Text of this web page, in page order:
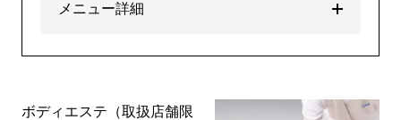
メニュー詳細
ボディエステ（取扱店舗限